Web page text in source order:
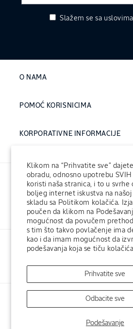
Klikom na “Prihvatite sve”
obradu, odnosno upotrebu
koristi naša stranica, i to u svrhe
boljeg internet iskustva na našoj
skladu sa Politikom kolačića.
poučen da klikom na
mogućnost da povučem
s tim što takvo povlačenje ima
kao i da imam mogućnost da
podešavanja koja se tiču
Podešavanje
Prihvatite sve
Odbacite sve
Slažem se sa
O NAMA
POMOĆ KORISNICIMA
KORPORATIVNE INFORMACIJE
Facebook
L'Occitane Fondacija L'Occitane
L'Occitane SPA